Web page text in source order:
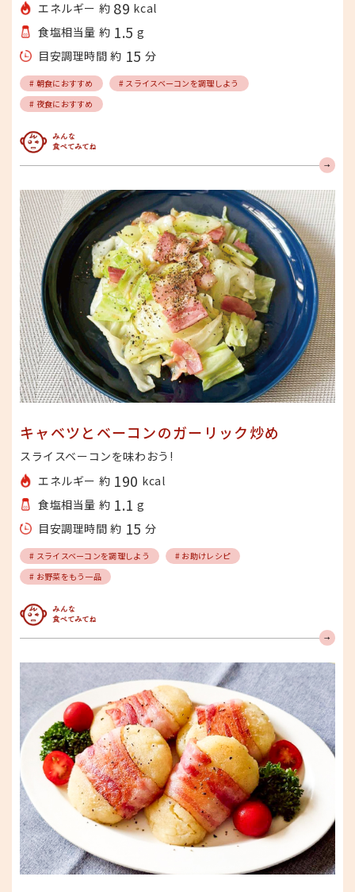
エネルギー 約 89 kcal
食塩相当量 約 1.5 g
目安調理時間 約 15 分
# 朝食におすすめ
# スライスベーコンを調理しよう
# 夜食におすすめ
みんな食べてみてね
キャベツとベーコンのガーリック炒め
スライスベーコンを味わおう!
エネルギー 約 190 kcal
食塩相当量 約 1.1 g
目安調理時間 約 15 分
# スライスベーコンを調理しよう
# お助けレシピ
# お野菜をもう一品
みんな食べてみてね